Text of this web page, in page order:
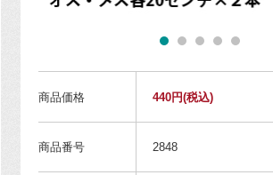
商品価格 440円(税込)
商品番号 2848